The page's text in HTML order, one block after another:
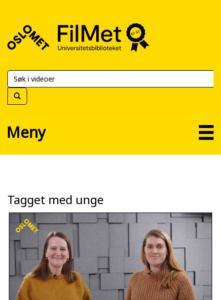
FilMet
Universitetsbiblioteket
Meny
Tagget med unge